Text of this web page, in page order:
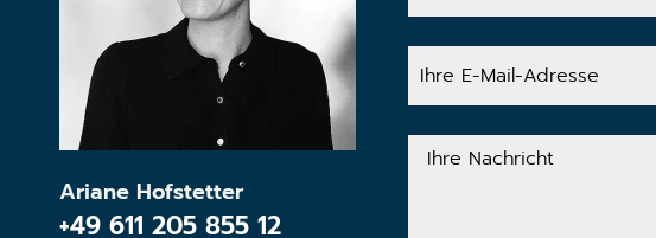
Ariane Hofstetter
+49 611 205 855 12
Ihre
E-
Adresse
Ihre
Nachricht